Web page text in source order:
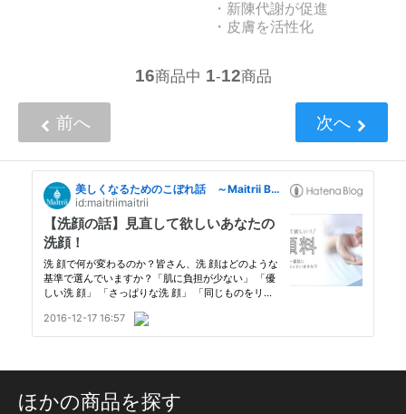
・新陳代謝が促進
・皮膚を活性化
16商品中 1-12商品
前へ 次へ
ほかの商品を探す